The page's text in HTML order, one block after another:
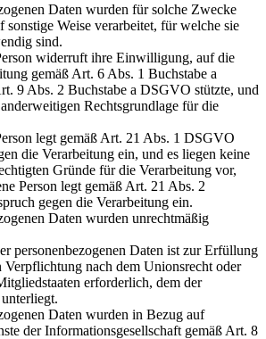
Daten wurden für solche Zwecke
sonstige Weise verarbeitet, für welche sie
sind.
widerruft ihre Einwilligung, auf die
gemäß Art. 6 Abs. 1 Buchstabe a
9 Abs. 2 Buchstabe a DSGVO stützte, und
Rechtsgrundlage für die
legt gemäß Art. 21 Abs. 1 DSGVO
die Verarbeitung ein, und es liegen keine
Gründe für die Verarbeitung vor,
Person legt gemäß Art. 21 Abs. 2
gegen die Verarbeitung ein.
Daten wurden unrechtmäßig
personenbezogenen Daten ist zur Erfüllung
Verpflichtung nach dem Unionsrecht oder
erforderlich, dem der
Daten wurden in Bezug auf
der Informationsgesellschaft gemäß Art. 8